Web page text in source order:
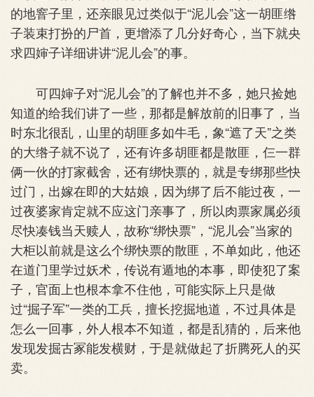
的地窨子里，还亲眼见过类似于“泥儿会”这一胡匪绺
子装束打扮的尸首，更增添了几分好奇心，当下就央
求四婶子详细讲讲“泥儿会”的事。
可四婶子对“泥儿会”的了解也并不多，她只捡她
知道的给我们讲了一些，那都是解放前的旧事了，当
时东北很乱，山里的胡匪多如牛毛，象“遮了天”之类
的大绺子就不说了，还有许多胡匪都是散匪，仨一群
俩一伙的打家截舍，还有绑快票的，就是专绑那些快
过门，出嫁在即的大姑娘，因为绑了后不能过夜，一
过夜婆家肯定就不应这门亲事了，所以肉票家属必须
尽快凑钱当天赎人，故称“绑快票”，“泥儿会”当家的
大柜以前就是这么个绑快票的散匪，不单如此，他还
在道门里学过妖术，传说有遁地的本事，即使犯了案
子，官面上也根本拿不住他，可能实际上只是做
过“掘子军”一类的工兵，擅长挖掘地道，不过具体是
怎么一回事，外人根本不知道，都是乱猜的，后来他
发现发掘古冢能发横财，于是就做起了折腾死人的买
卖。